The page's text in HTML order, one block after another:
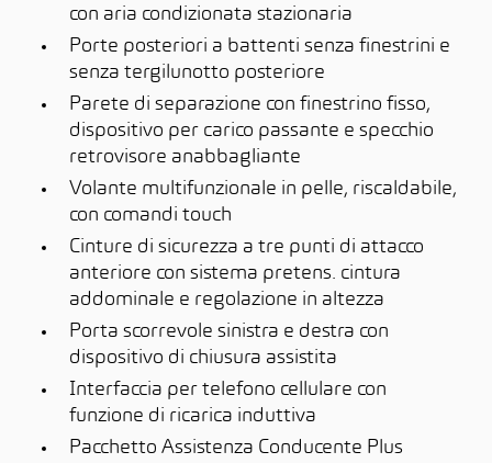
con aria condizionata stazionaria
Porte posteriori a battenti senza finestrini e
senza tergilunotto posteriore
Parete di separazione con finestrino fisso,
dispositivo per carico passante e specchio
retrovisore anabbagliante
Volante multifunzionale in pelle, riscaldabile,
con comandi touch
Cinture di sicurezza a tre punti di attacco
anteriore con sistema pretens. cintura
addominale e regolazione in altezza
Porta scorrevole sinistra e destra con
dispositivo di chiusura assistita
Interfaccia per telefono cellulare con
funzione di ricarica induttiva
Pacchetto Assistenza Conducente Plus